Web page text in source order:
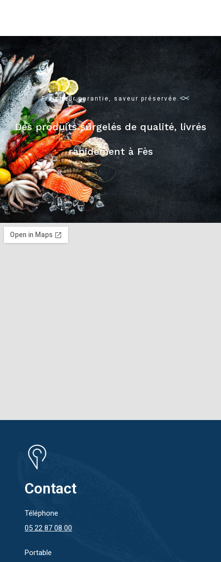
Fraîcheur garantie, saveur préservée.
Des produits surgelés de qualité, livrés
rapidement à Fès
Contact
Téléphone
05 22 87 08 00
Portable